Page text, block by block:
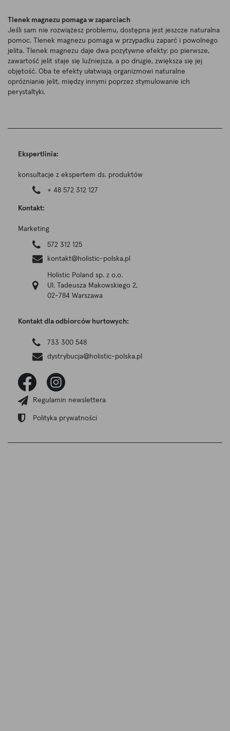
Tlenek magnezu pomaga w zaparciach
Jeśli sam nie rozwiążesz problemu, dostępna jest jeszcze naturalna
pomoc. Tlenek magnezu pomaga w przypadku zaparć i powolnego
jelita. Tlenek magnezu daje dwa pozytywne efekty: po pierwsze,
zawartość jelit staje się luźniejsza, a po drugie, zwiększa się jej
objętość. Oba te efekty ułatwiają organizmowi naturalne
opróżnianie jelit, między innymi poprzez stymulowanie ich
perystaltyki.
Ekspertlinia:
konsultacje z ekspertem ds. produktów
+ 48 572 312 127
Kontakt:
Marketing
572 312 125
kontakt@holistic-polska.pl
Holistic Poland sp. z o.o.
Ul. Tadeusza Makowskiego 2,
02-784 Warszawa
Kontakt dla odbiorców hurtowych:
733 300 548
dystrybucja@holistic-polska.pl
Regulamin newslettera
Polityka prywatności